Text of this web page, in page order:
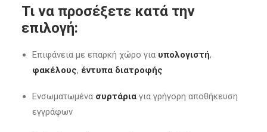
Τι να προσέξετε κατά την
επιλογή:
Επιφάνεια με επαρκή χώρο για υπολογιστή,
φακέλους, έντυπα διατροφής
Ενσωματωμένα συρτάρια για γρήγορη αποθήκευση
εγγράφων